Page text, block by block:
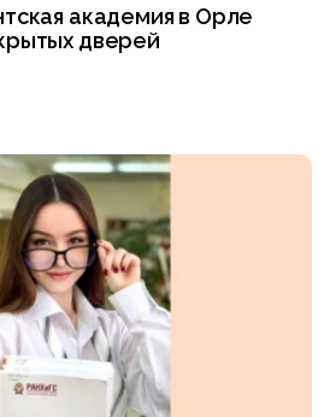
академия в Орле
дверей